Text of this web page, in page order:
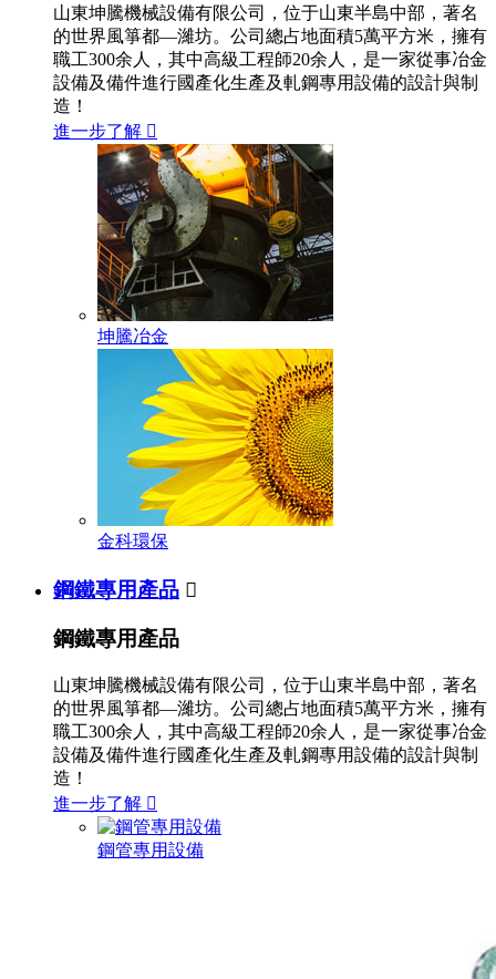
山東坤騰機械設備有限公司，位于山東半島中部，著名
的世界風箏都—濰坊。公司總占地面積5萬平方米，擁有
職工300余人，其中高級工程師20余人，是一家從事冶金
設備及備件進行國產化生產及軋鋼專用設備的設計與制
造！
進一步了解 
坤騰冶金
金科環保
鋼鐵專用產品 
鋼鐵專用產品
山東坤騰機械設備有限公司，位于山東半島中部，著名
的世界風箏都—濰坊。公司總占地面積5萬平方米，擁有
職工300余人，其中高級工程師20余人，是一家從事冶金
設備及備件進行國產化生產及軋鋼專用設備的設計與制
造！
進一步了解 
鋼管專用設備